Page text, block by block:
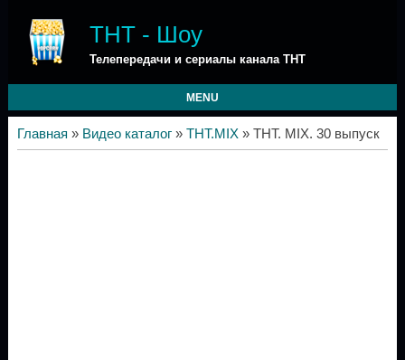
ТНТ - Шоу
Телепередачи и сериалы канала ТНТ
MENU
Главная » Видео каталог» ТНТ.MIX» ТНТ. MIX. 30 выпуск